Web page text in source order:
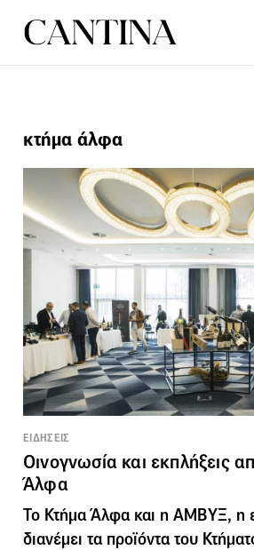
ΣΥΝΤΑΓΕΣ
κτήμα άλφα
ΕΙΔΗΣΕΙΣ
Οινογνωσία και εκπλήξεις
Άλφα
Το Κτήμα Άλφα και η ΑΜΒΥΞ, η
διανέμει τα προϊόντα του